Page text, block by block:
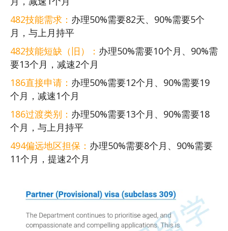
482技能需求： 办理50%需要82天、90%需要5个
月，与上月持平
482技能短缺（旧）： 办理50%需要10个月、90%需
要13个月，减速2个月
186直接申请： 办理50%需要12个月、90%需要19
个月，减速1个月
186过渡类别： 办理50%需要13个月、90%需要18
个月，与上月持平
494偏远地区担保： 办理50%需要8个月、90%需要
11个月，提速2个月